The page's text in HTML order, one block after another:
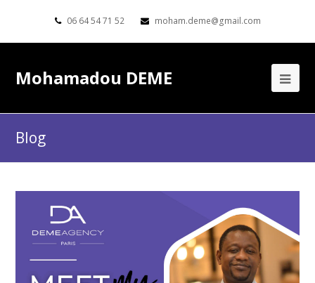
06 64 54 71 52 moham.deme@gmail.com
Mohamadou DEME
Blog